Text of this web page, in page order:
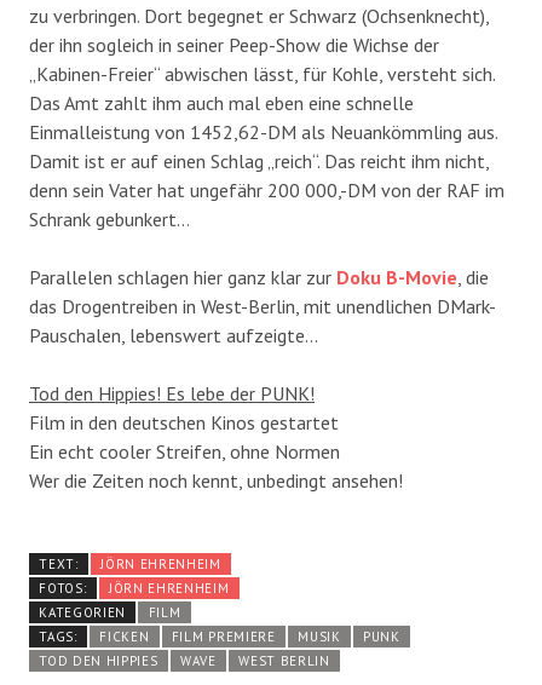
zu verbringen. Dort begegnet er Schwarz (Ochsenknecht),
der ihn sogleich in seiner Peep-Show die Wichse der
„Kabinen-Freier“ abwischen lässt, für Kohle, versteht sich.
Das Amt zahlt ihm auch mal eben eine schnelle
Einmalleistung von 1452,62-DM als Neuankömmling aus.
Damit ist er auf einen Schlag „reich“. Das reicht ihm nicht,
denn sein Vater hat ungefähr 200 000,-DM von der RAF im
Schrank gebunkert…
Parallelen schlagen hier ganz klar zur Doku B-Movie , die
das Drogentreiben in West-Berlin, mit unendlichen DMark-
Pauschalen, lebenswert aufzeigte…
Tod den Hippies! Es lebe der PUNK!
Film in den deutschen Kinos gestartet
Ein echt cooler Streifen, ohne Normen
Wer die Zeiten noch kennt, unbedingt ansehen!
TEXT:
JÖRN EHRENHEIM
FOTOS:
JÖRN EHRENHEIM
KATEGORIEN
FILM
TAGS:
FICKEN FILM PREMIERE MUSIK
PUNK
TOD DEN HIPPIES
WAVE WEST BERLIN